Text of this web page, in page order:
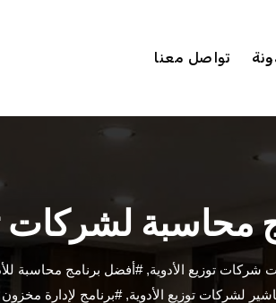
تواصل معنا
محاسبة لشركات
شركات توزيع الأدوية,#أفضل برنامج محاسبة
لشركات توزيع الأدوية,#برنامج لإدارة مخزون